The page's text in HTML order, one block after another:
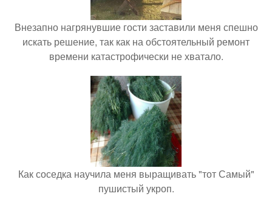
Внезапно нагрянувшие гости заставили меня спешно
искать решение, так как на обстоятельный ремонт
времени катастрофически не хватало.
Как соседка научила меня выращивать "тот Самый"
пушистый укроп.